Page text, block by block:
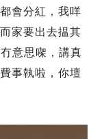
會分紅，我咩
家要出去揾其
意思㗎，講真
事執啦，你壇